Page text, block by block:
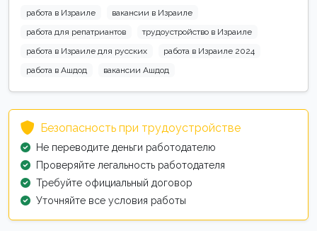
работа в Израиле
вакансии в Израиле
работа для репатриантов
трудоустройство в Израиле
работа в Израиле для русских
работа в Израиле 2024
работа в Ашдод
вакансии Ашдод
Безопасность при трудоустройстве
Не переводите деньги работодателю
Проверяйте легальность работодателя
Требуйте официальный договор
Уточняйте все условия работы